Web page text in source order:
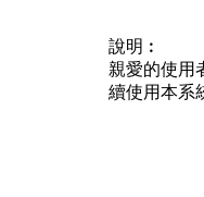
說明︰
親愛的使用
續使用本系